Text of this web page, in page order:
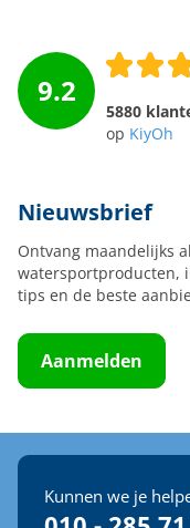
9.2
5880
op KiyOh
Nieuwsbrief
Ontvang maandelijks
watersportproducten,
tips en de beste
Aanmelden
Kunnen we je